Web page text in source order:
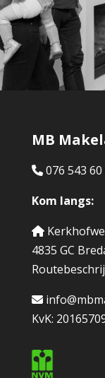
MB
076 543 60
Kom langs:
4835 GC
KvK: